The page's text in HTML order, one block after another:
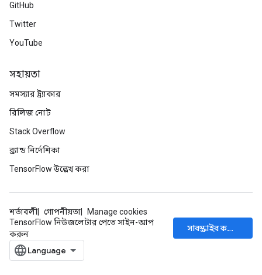
GitHub
Twitter
YouTube
সহায়তা
সমস্যার ট্র্যাকার
রিলিজ নোট
Stack Overflow
ব্র্যান্ড নির্দেশিকা
TensorFlow উল্লেখ করা
শর্তাবলী গোপনীয়তা
Manage cookies
TensorFlow নিউজলেটার পেতে সাইন-আপ
করুন
সাবস্ক্রাইব করুন